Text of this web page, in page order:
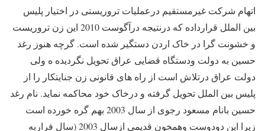
اتهام شرکت غیرمستقیم درعملیات تروریستی در اختیار پلیس
بین الملل قرارداده که درنتیجه درآگوست 2010 این زن تروریست
و خشونت گرا در خاک اردن دستگیر شده است. گرچه هنوز رغد
حسین به دولت ودستگاه قضایی عراق تحویل نگردیده ه ولی
دولت عراق درتلاش است از راه های قانونی زن جنایتکار را از
پلیس بین الملل تحویل گرفته و درخاک خود محاکمه نماید. نام رغد
حسین بانام مسعود رجوی از سال 2003 بهم گره خورده است
زیرا این دودوست وهمخون قدیمی ازسال 2003 (سال فراربه